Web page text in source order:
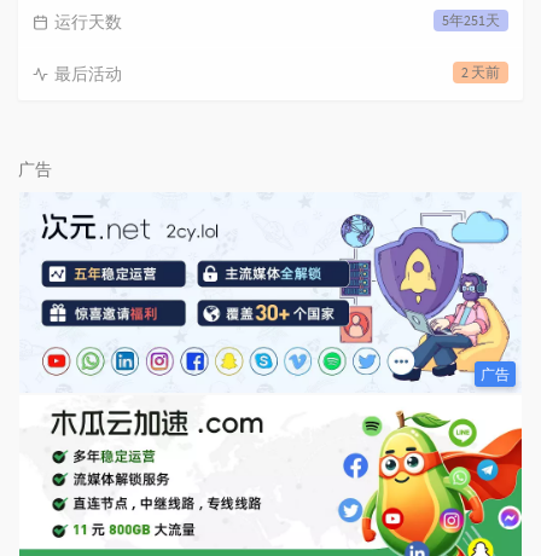
5年251天
运行天数
2 天前
最后活动
广告
广告